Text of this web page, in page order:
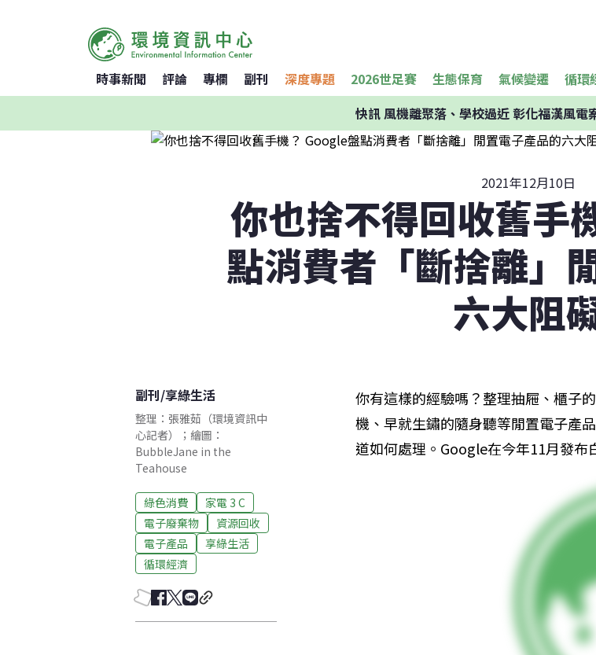
時事新聞 評論 專欄 副刊 深度專題 2026世足賽 生態保育 氣候變遷 循環
快訊風機離聚落、學校過近 彰化福漢風電
2021年12月10日
你也捨不得回收舊手
點消費者「斷捨離」
六大阻
副刊/享綠生活
整理：張雅茹（環境資訊中
心記者）；繪圖：
BubbleJane in the
Teahouse
綠色消費
家電 3 C
電子廢棄物
資源回收
電子產品
享綠生活
循環經濟
你有這樣的經驗嗎？整理抽屜、櫃子
機、早就生鏽的隨身聽等閒置電子產
道如何處理。Google在今年11月發布